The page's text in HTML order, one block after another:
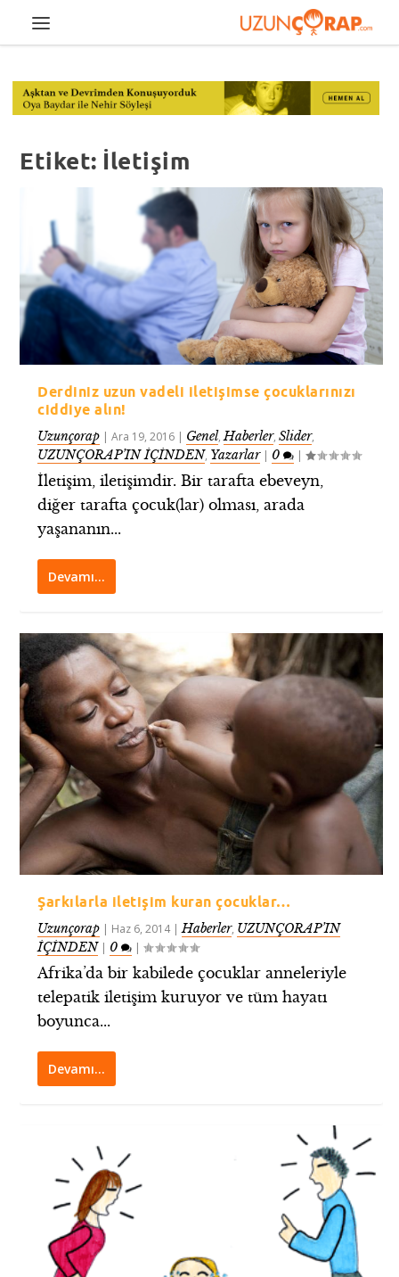
Etiket: İletişim
Derdiniz uzun vadeli iletişimse çocuklarınızı
ciddiye alın!
Uzunçorap |Ara 19, 2016 | Genel,Haberler,Slider,
UZUNÇORAP’IN İÇİNDEN, Yazarlar| 0 |
İletişim, iletişimdir. Bir tarafta ebeveyn,
diğer tarafta çocuk(lar) olması, arada
yaşananın...
Devamı…
Şarkılarla iletişim kuran çocuklar…
Uzunçorap | Haz 6, 2014|Haberler, UZUNÇORAP’IN
İÇİNDEN| 0 |
Afrika’da bir kabilede çocuklar anneleriyle
telepatik iletişim kuruyor ve tüm hayatı
boyunca...
Devamı…